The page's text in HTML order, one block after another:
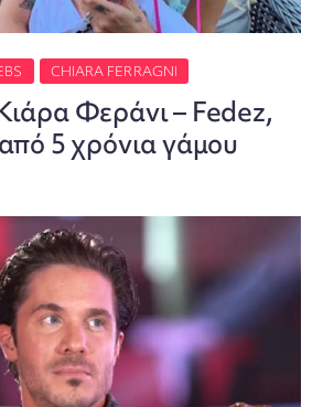
CHIARA FERRAGNI
Φεράνι – Fedez,
5 χρόνια γάμου